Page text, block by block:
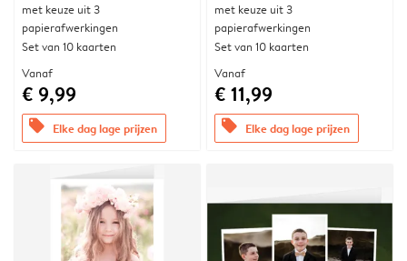
met keuze uit 3
papierafwerkingen
Set van 10 kaarten
Vanaf
€ 9,99
offers Elke dag lage prijzen
met keuze uit 3
papierafwerkingen
Set van 10 kaarten
Vanaf
€ 11,99
offers Elke dag lage prijzen